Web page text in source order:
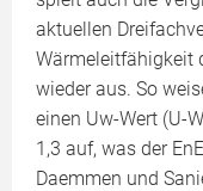
aktuellen
Wärmeleitfähigkeit
wieder aus. So
einen Uw-Wert (U-
1,3 auf, was der
Daemmen und